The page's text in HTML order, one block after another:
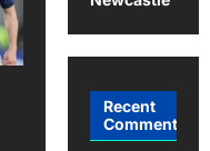
Recent
Comments